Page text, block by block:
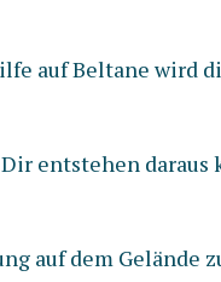
auf Beltane wird
entstehen daraus
auf dem Gelände